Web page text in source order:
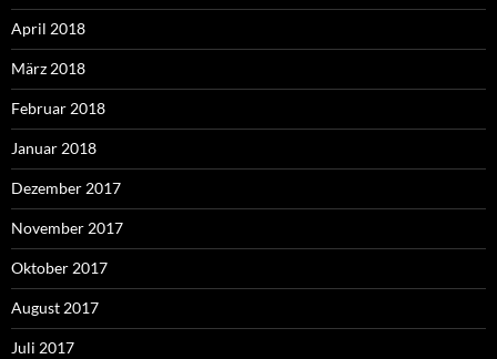
April 2018
März 2018
Februar 2018
Januar 2018
Dezember 2017
November 2017
Oktober 2017
August 2017
Juli 2017